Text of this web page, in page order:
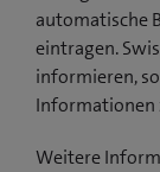
automatische
eintragen.
informieren,
Informationen
Weitere